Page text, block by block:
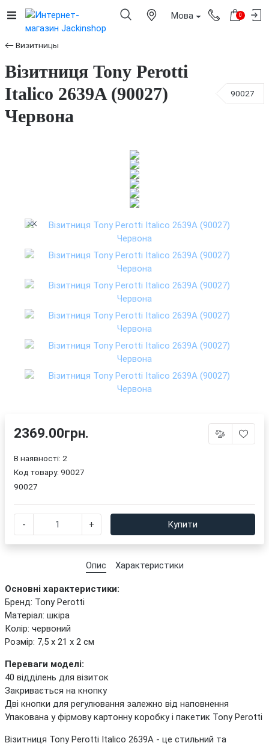
Мова 0
Визитницы
Візитниця Tony Perotti
Italico 2639A (90027)
Червона
90027
Опис Характеристики
Основні характеристики:
Бренд: Tony Perotti
Матеріал: шкіра
Колір: червоний
Розмір: 7,5 х 21 х 2 см
Переваги моделі:
40 відділень для візиток
Закривається на кнопку
Дві кнопки для регулювання залежно від наповнення
Упакована у фірмову картонну коробку і пакетик Tony Perotti
Візитниця Tony Perotti Italico 2639A - це стильний та
2369.00грн.
В наявності: 2
Код товару: 90027
90027
- + Купити